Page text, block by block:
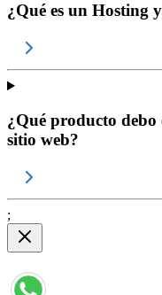
¿Qué es un Hosting
¿Qué producto
sitio web?
;